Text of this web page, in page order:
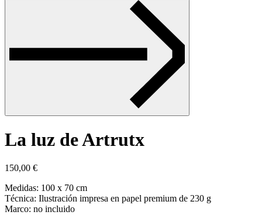
La luz de Artrutx
150,00 €
Medidas: 100 x 70 cm
Técnica: Ilustración impresa en papel premium de 230 g
Marco: no incluido